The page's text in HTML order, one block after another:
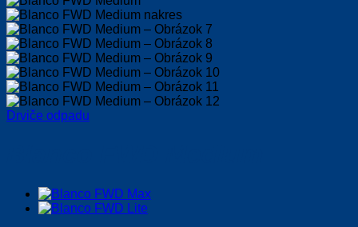
Drviče odpadu